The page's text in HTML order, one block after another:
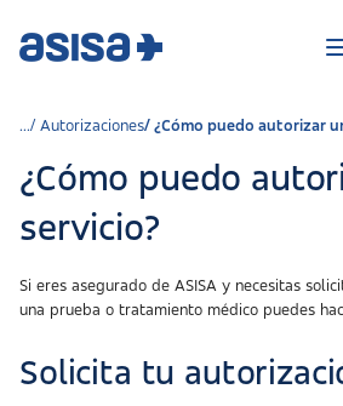
Autorizaciones ¿Cómo puedo autorizar
¿Cómo puedo
servicio?
Si eres asegurado de ASISA y necesitas
una prueba o tratamiento médico puedes
Solicita tu